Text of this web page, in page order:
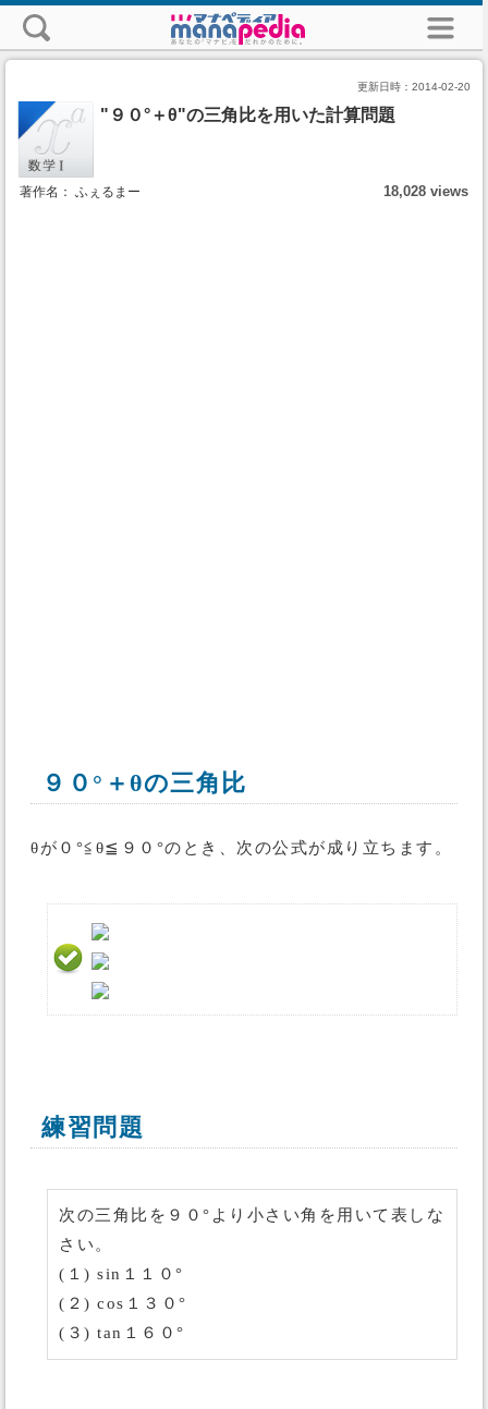
更新日時： 2014-02-20
"９０°＋θ"の三角比を用いた計算問題
著作名： ふぇるまー 18,028 views
９０°＋θの三角比
θが０°≦θ≦９０°のとき、次の公式が成り立ちます。
練習問題
次の三角比を９０°より小さい角を用いて表しな
さい。
(１) sin１１０°
(２) cos１３０°
(３) tan１６０°